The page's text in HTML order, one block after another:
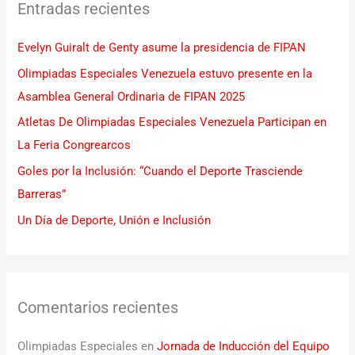
a
p
o
r
:
Entradas recientes
Evelyn Guiralt de Genty asume la presidencia de FIPAN
Olimpiadas Especiales Venezuela estuvo presente en la
Asamblea General Ordinaria de FIPAN 2025
Atletas De Olimpiadas Especiales Venezuela Participan en
La Feria Congrearcos
Goles por la Inclusión: “Cuando el Deporte Trasciende
Barreras”
Un Día de Deporte, Unión e Inclusión
Comentarios recientes
Olimpiadas Especiales enJornada de Inducción del Equipo